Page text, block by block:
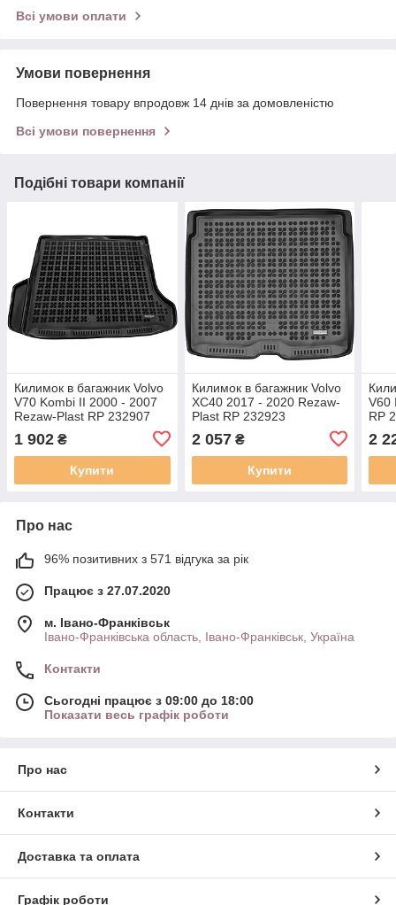
Всі умови оплати
Умови повернення
Повернення товару впродовж 14 днів за домовленістю
Всі умови повернення
Подібні товари компанії
Килимок в багажник Volvo
V70 Kombi II 2000 - 2007
Rezaw-Plast RP 232907
1 902 ₴
Купити
Килимок в багажник Volvo
XC40 2017 - 2020 Rezaw-
Plast RP 232923
2 057₴
Купити
V60
RP
2
Про нас
96% позитивних з 571 відгука за рік
Працює з 27.07.2020
м. Івано-Франківськ
Івано-Франківська область, Івано-Франківськ, Україна
Контакти
Сьогодні працює з 09:00 до 18:00
Показати весь графік роботи
Про нас
Контакти
Доставка та оплата
Графік роботи